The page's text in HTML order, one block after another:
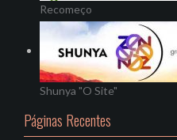
Recomeço
Shunya "O Site"
Páginas Recentes